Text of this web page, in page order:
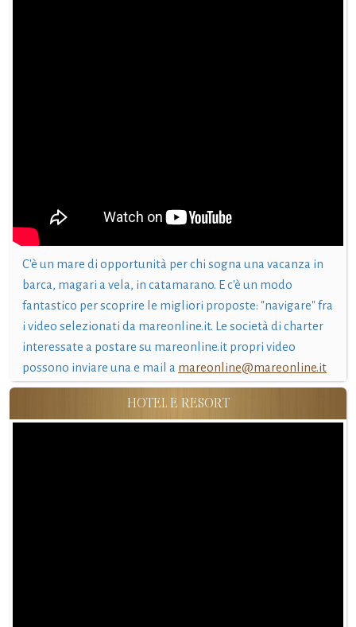
C'è un mare di opportunità per chi sogna una vacanza in
barca, magari a vela, in catamarano. E c'è un modo
fantastico per scoprire le migliori proposte: "navigare" fra
i video selezionati da mareonline.it. Le società di charter
interessate a postare su mareonline.it propri video
possono inviare una e mail a mareonline@mareonline.it
HOTEL E RESORT